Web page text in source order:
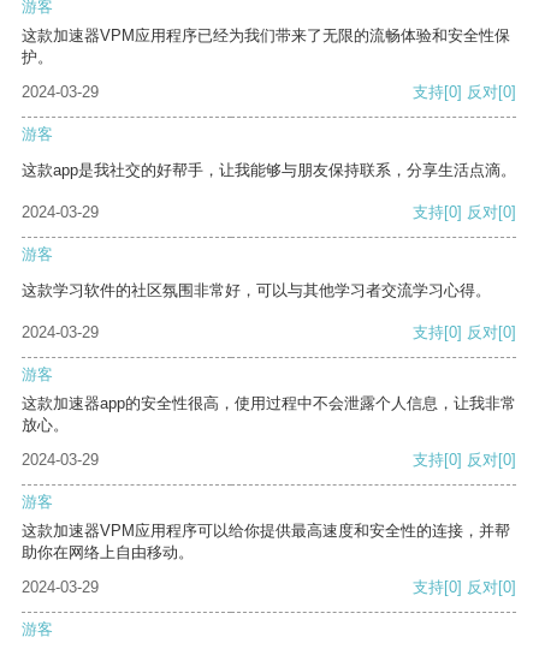
游客
这款加速器VPM应用程序已经为我们带来了无限的流畅体验和安全性保
护。
2024-03-29
支持[0] 反对[0]
游客
这款app是我社交的好帮手，让我能够与朋友保持联系，分享生活点滴。
2024-03-29 支持[0] 反对[0]
游客
这款学习软件的社区氛围非常好，可以与其他学习者交流学习心得。
2024-03-29 支持[0] 反对[0]
游客
这款加速器app的安全性很高，使用过程中不会泄露个人信息，让我非常
放心。
2024-03-29
支持[0] 反对[0]
游客
这款加速器VPM应用程序可以给你提供最高速度和安全性的连接，并帮
助你在网络上自由移动。
2024-03-29
支持[0] 反对[0]
游客